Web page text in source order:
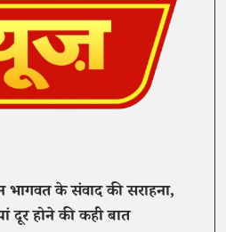
के संवाद की सराहना,
होने की कही बात